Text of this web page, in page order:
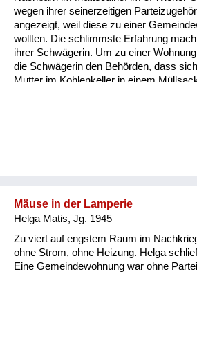
wegen ihrer seinerzeitigen
angezeigt, weil diese zu einer
wollten. Die schlimmste Erfahrung
ihrer Schwägerin. Um zu einer
die Schwägerin den Behörden, dass
Mutter im Kohlenkeller in einem
Mutter meiner Lebensgefährtin frei,
Mäuse in der Lamperie
Helga Matis, Jg. 1945
Zu viert auf engstem Raum im
ohne Strom, ohne Heizung. Helga
Eine Gemeindewohnung war ohne